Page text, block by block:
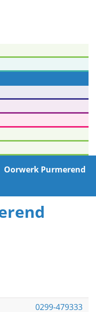
Oorwerk Purmerend
0299-479333